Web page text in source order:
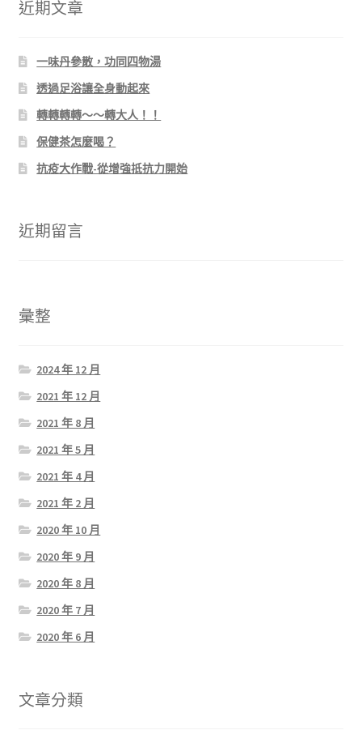
近期文章
一味丹參散，功同四物湯
透過足浴讓全身動起來
轉轉轉轉～～轉大人！！
保健茶怎麼喝？
抗疫大作戰-從增強抵抗力開始
近期留言
彙整
2024 年 12 月
2021 年 12 月
2021 年 8 月
2021 年 5 月
2021 年 4 月
2021 年 2 月
2020 年 10 月
2020 年 9 月
2020 年 8 月
2020 年 7 月
2020 年 6 月
文章分類